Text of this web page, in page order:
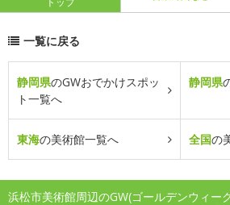
一覧に戻る
静岡県のGWおでかけスポッ
ト一覧へ
静岡県
東海の美術館一覧へ 全国の
浜松市美術館周辺のGW(ゴールデンウィー